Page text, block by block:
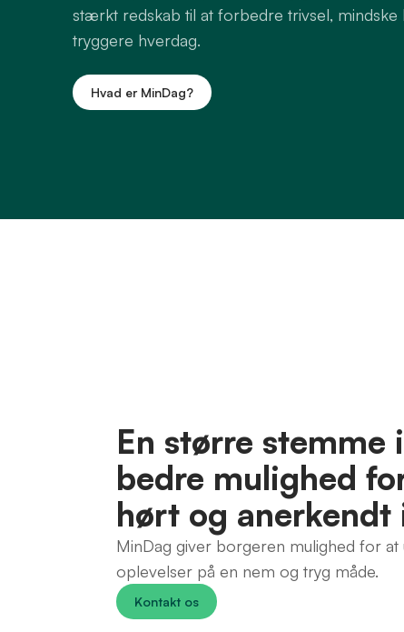
stærkt redskab til at forbedre trivsel, mindske
tryggere hverdag.
Hvad er MinDag?
En større stemme
bedre mulighed
hørt og anerkendt
MinDag giver borgeren mulighed for
oplevelser på en nem og tryg måde.
Kontakt os